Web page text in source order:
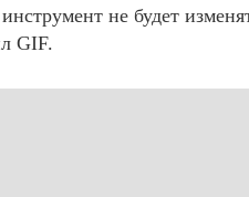
не будет
GIF.